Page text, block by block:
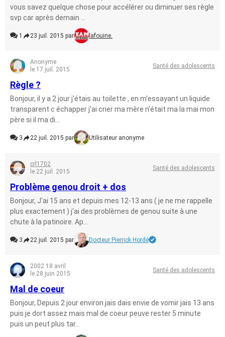
vous savez quelque chose pour accélérer ou diminuer ses règle
svp car après demain ...
1 23 juil. 2015 par lafouine.
Anonyme
le 17 juil. 2015
Santé des adolescents
Règle ?
Bonjour, il y a 2 jour j'étais au toilette , en m'essayant un liquide
transparent c échapper j'ai crier ma mère n'était ma la mai mon
père si il ma di...
3 22 juil. 2015 par Utilisateur anonyme
crl1702
le 22 juil. 2015
Santé des adolescents
Problème genou droit + dos
Bonjour, J'ai 15 ans et depuis mes 12-13 ans ( je ne me rappelle
plus exactement ) j'ai des problèmes de genou suite à une
chute à la patinoire. Ap...
3 22 juil. 2015 par Docteur Pierrick Hordé
2002 18 avril
le 28 juin 2015
Santé des adolescents
Mal de coeur
Bonjour, Depuis 2 jour environ jais dais envie de vomir jais 13 ans
puis je dort assez mais mal de coeur peuve rester 5 minute
puis un peut plus tar...